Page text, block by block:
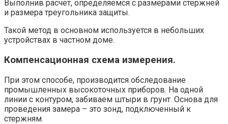
Выполнив расчет, определяемся с размерами стержней
и размера треугольника защиты.
Такой метод в основном используется в небольших
устройствах в частном доме.
Компенсационная схема измерения.
При этом способе, производится обследование
промышленных высокоточных приборов. На одной
линии с контуром, забиваем штыри в грунт. Основа для
проведения замера – это зонд, подключенный к
стержням.